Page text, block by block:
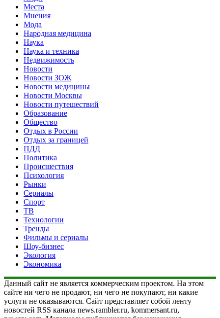
Места
Мнения
Мода
Народная медицина
Наука
Наука и техника
Недвижимость
Новости
Новости ЗОЖ
Новости медицины
Новости Москвы
Новости путешествий
Образование
Общество
Отдых в России
Отдых за границей
ПДД
Политика
Происшествия
Психология
Рынки
Сериалы
Спорт
ТВ
Технологии
Тренды
Фильмы и сериалы
Шоу-бизнес
Экология
Экономика
Данный сайт не является коммерческим проектом. На этом
сайте ни чего не продают, ни чего не покупают, ни какие
услуги не оказываются. Сайт представляет собой ленту
новостей RSS канала news.rambler.ru, kommersant.ru,